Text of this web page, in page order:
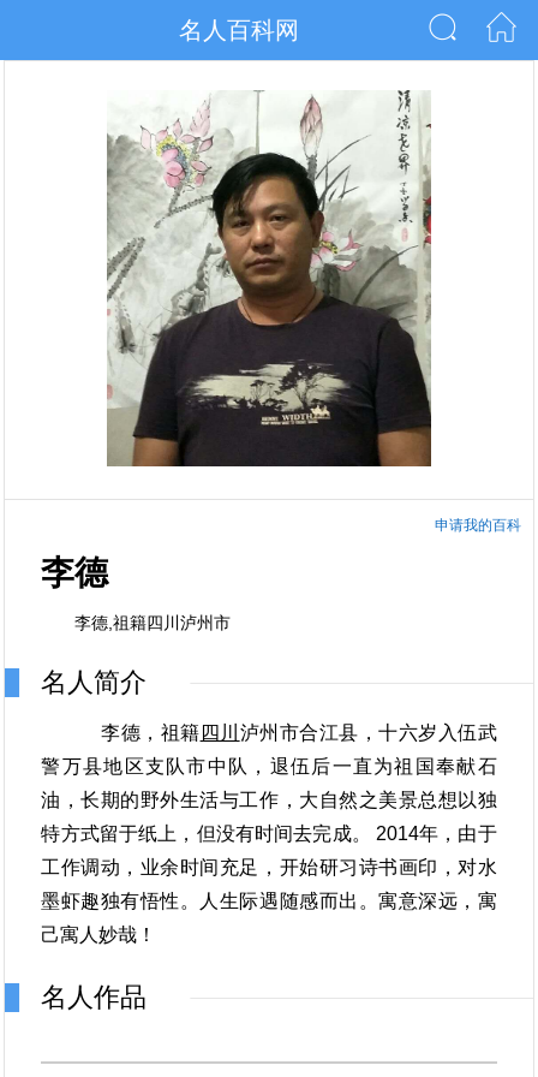
名人百科网
申请我的百科
李德
李德,祖籍四川泸州市
名人简介
李德 ， 祖籍 四川 泸州市合江县，十六岁入伍武
警万县地区支队市中队，退伍后一直为祖国奉献石
油，长期的野外生活与工作，大自然之美景总想以独
特方式留于纸上，但没有时间去完成。 2014年，由于
工作调动，业余时间充足，开始研习诗书画印，对水
墨虾趣独有悟性。人生际遇随感而出。寓意深远，寓
己寓人妙哉！
名人作品